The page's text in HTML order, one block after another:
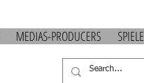
MEDIAS-PRODUCERS SPIELE